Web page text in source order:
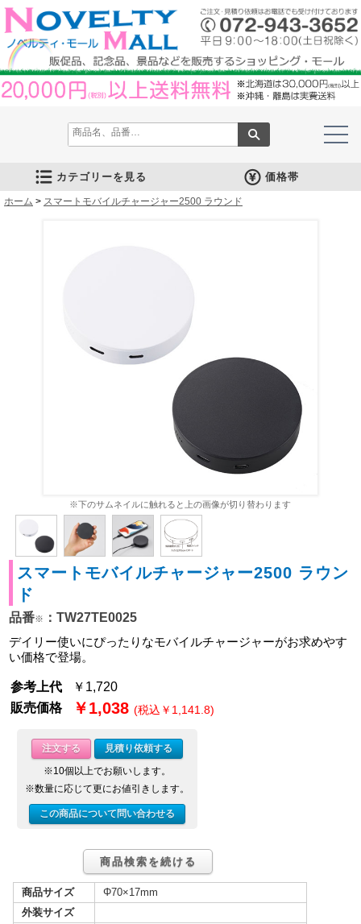
カテゴリーを見る
文房具 メモ・ふせん
ノート・ノートカバー
ファイル・ホルダー
収納ケース・ペンケース
カード・パス・名刺ケース
印鑑・スタンプ
マグネット
電卓
キーホルダー
ルーペ
デスク周りグッズ
その他
筆記具 単色ボールペン
多色・多機能ペン
国内メーカー筆記具
高級筆記具
マーカー・色鉛筆・クレヨン
シャープペン
万年筆
その他
防災グッズ ライト
電池不要！防災用品
ラジオ
ブランケット・シート
携帯充電可能グッズ
非常食
防災セット
その他
防犯グッズ
インテリア フォトフレーム
アロマディフューザー
ライト・キャンドル
インテリア小物
クッション・チェア
キッチン 水回り
スチーマー・鍋
調理用品
保存用品
キッチン家電
タイマー
はかり・スケール
その他
時計 置時計・目覚し時計
壁掛時計
多機能時計
電波時計
腕時計・ストップウォッチ
その他
バッグ・財布 トートバッグ
ポーチ・巾着
エコバッグ
保温冷バッグ
レジカゴバッグ
財布
同柄シリーズ
その他
ファンシー雑貨 玩具
アニマルキャラクター
スイーツモチーフ
アクセサリー
お守・縁起物
その他
レジャー・ガーデニング 保温冷バッグ・ケース
水筒・ボトル・タンブラー
ランチボックス
シート・クッション・チェアー
ドライブ・トラベル
ライト・ツール
ガーデニング用品
夏グッズ
その他
家庭用品 紙製品
掃除用品
洗濯用品
生活家電
便利グッズ
セット商品・ギフト商品
メディカル用品
うちわ・扇子
カイロ・湯たんぽ
その他
テーブルウェア 陶磁器
カップ・湯呑
ガラス製品
おはし類・カトラリー
タンブラー
その他
繊維製品 タオル
クロス・クリーナー
ブランケット
マフラー・スカーフ
衣類
その他
美容グッズ コスメグッズ
ミラー
ネイルケア
バスグッズ
その他
健康グッズ 体脂肪対策
マッサージ・リラックス
温湿度管理
歩数計
その他
傘・雨具 長傘
折りたたみ傘
晴雨兼用傘
レインコート・ポンチョ
その他
食品 お菓子類
ラーメン
うどん・そば
そうめん
麺類その他
お米・餅
調味料
飲み物
非常食
プチギフト
その他
カレンダー
スマホ・タブレット・PC関連 バッテリー&充電器
タッチペン
クリーナー
PC関連グッズ
スマホ関連グッズ
キャラクターグッズ 文房具
バッグ・財布
レジャー用品
テーブルウェア
繊維製品
その他
イベントツールキット 〜30人用
〜50人用
100人用〜
その他
価格帯
100円以下
101円～150円
151円～200円
201円～300円
301円～400円
401円～500円
501円～600円
601円～800円
801円～1000円
1001円～1500円
1501円～2000円
2001円～3000円
3001円～5000円
5001円以上
ホーム > スマートモバイルチャージャー2500 ラウンド
※下のサムネイルに触れると上の画像が切り替わります
スマートモバイルチャージャー2500 ラウン
ド
品番※
：TW27TE0025
デイリー使いにぴったりなモバイルチャージャーがお求めやす
い価格で登場。
参考上代
￥1,720
販売価格
￥1,038(税込￥1,141.8)
注文する 見積り依頼する
※10個以上でお願いします。
※数量に応じて更にお値引きします。
この商品について問い合わせる
商品検索を続ける
商品サイズ
Φ70×17mm
外装サイズ